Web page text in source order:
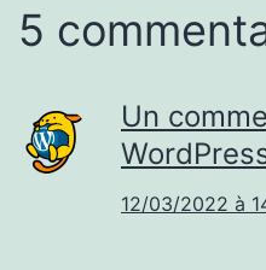
5
Un
12/03/2022 à